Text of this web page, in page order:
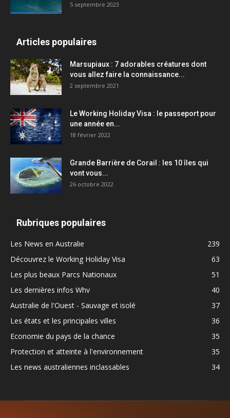
5 septembre 2023
Articles populaires
Marsupiaux : 7 adorables créatures dont
vous allez faire la connaissance...
2 septembre 2021
Le Working Holiday Visa : le passeport pour
une année en...
18 février 2022
Grande Barrière de Corail : les 10 îles qui
vont vous...
26 octobre 2022
Rubriques populaires
Les News en Australie
239
Découvrez le Working Holiday Visa
63
Les plus beaux Parcs Nationaux
51
Les dernières infos Whv
40
Australie de l'Ouest - Sauvage et isolé
37
Les états et les principales villes
36
Economie du pays de la chance
35
Protection et atteinte à l'environnement
35
Les news australiennes inclassables
34